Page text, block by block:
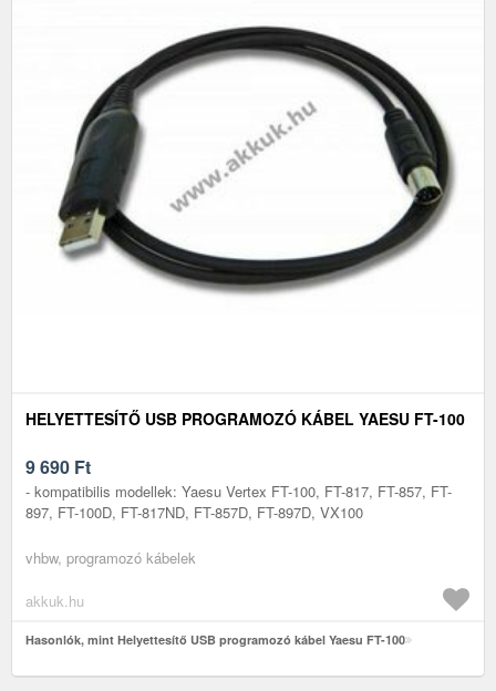
HELYETTESÍTŐ USB PROGRAMOZÓ KÁBEL YAESU FT-100
9 690 Ft
- kompatibilis modellek: Yaesu Vertex FT-100, FT-817, FT-857, FT-
897, FT-100D, FT-817ND, FT-857D, FT-897D, VX100
vhbw, programozó kábelek
akkuk.hu
Hasonlók, mint Helyettesítő USB programozó kábel Yaesu FT-100